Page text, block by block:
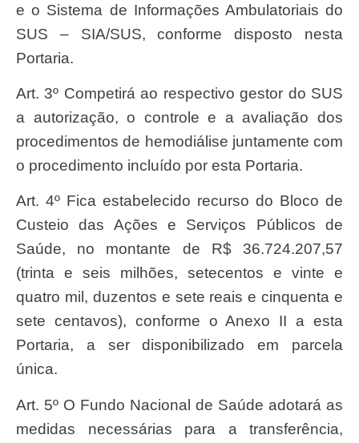
e o Sistema de Informações Ambulatoriais do
SUS – SIA/SUS, conforme disposto nesta
Portaria.
Art. 3º Competirá ao respectivo gestor do SUS
a autorização, o controle e a avaliação dos
procedimentos de hemodiálise juntamente com
o procedimento incluído por esta Portaria.
Art. 4º Fica estabelecido recurso do Bloco de
Custeio das Ações e Serviços Públicos de
Saúde, no montante de R$ 36.724.207,57
(trinta e seis milhões, setecentos e vinte e
quatro mil, duzentos e sete reais e cinquenta e
sete centavos), conforme o Anexo II a esta
Portaria, a ser disponibilizado em parcela
única.
Art. 5º O Fundo Nacional de Saúde adotará as
medidas necessárias para a transferência,